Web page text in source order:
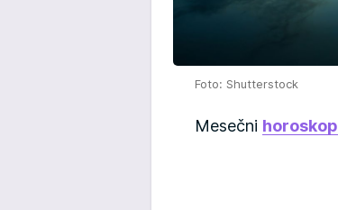
Foto: Shutterstock
Mesečni horoskop